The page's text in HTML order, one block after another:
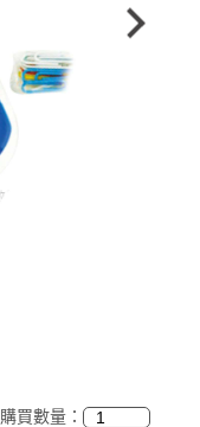
購買數量：